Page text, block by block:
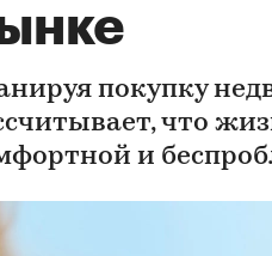
покупку
что
и